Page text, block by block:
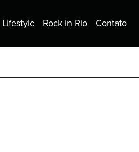
Lifestyle Rock in Rio Contato